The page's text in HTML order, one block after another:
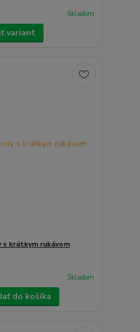
Skladom
variant
s krátkym rukávom
Skladom
do košíka